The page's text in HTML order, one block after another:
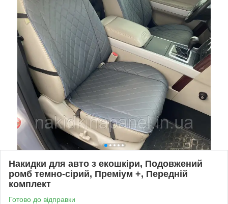
Накидки для авто з екошкіри, Подовжений
ромб темно-сірий, Преміум +, Передній
комплект
Готово до відправки